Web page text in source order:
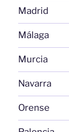
Madrid
Málaga
Murcia
Navarra
Orense